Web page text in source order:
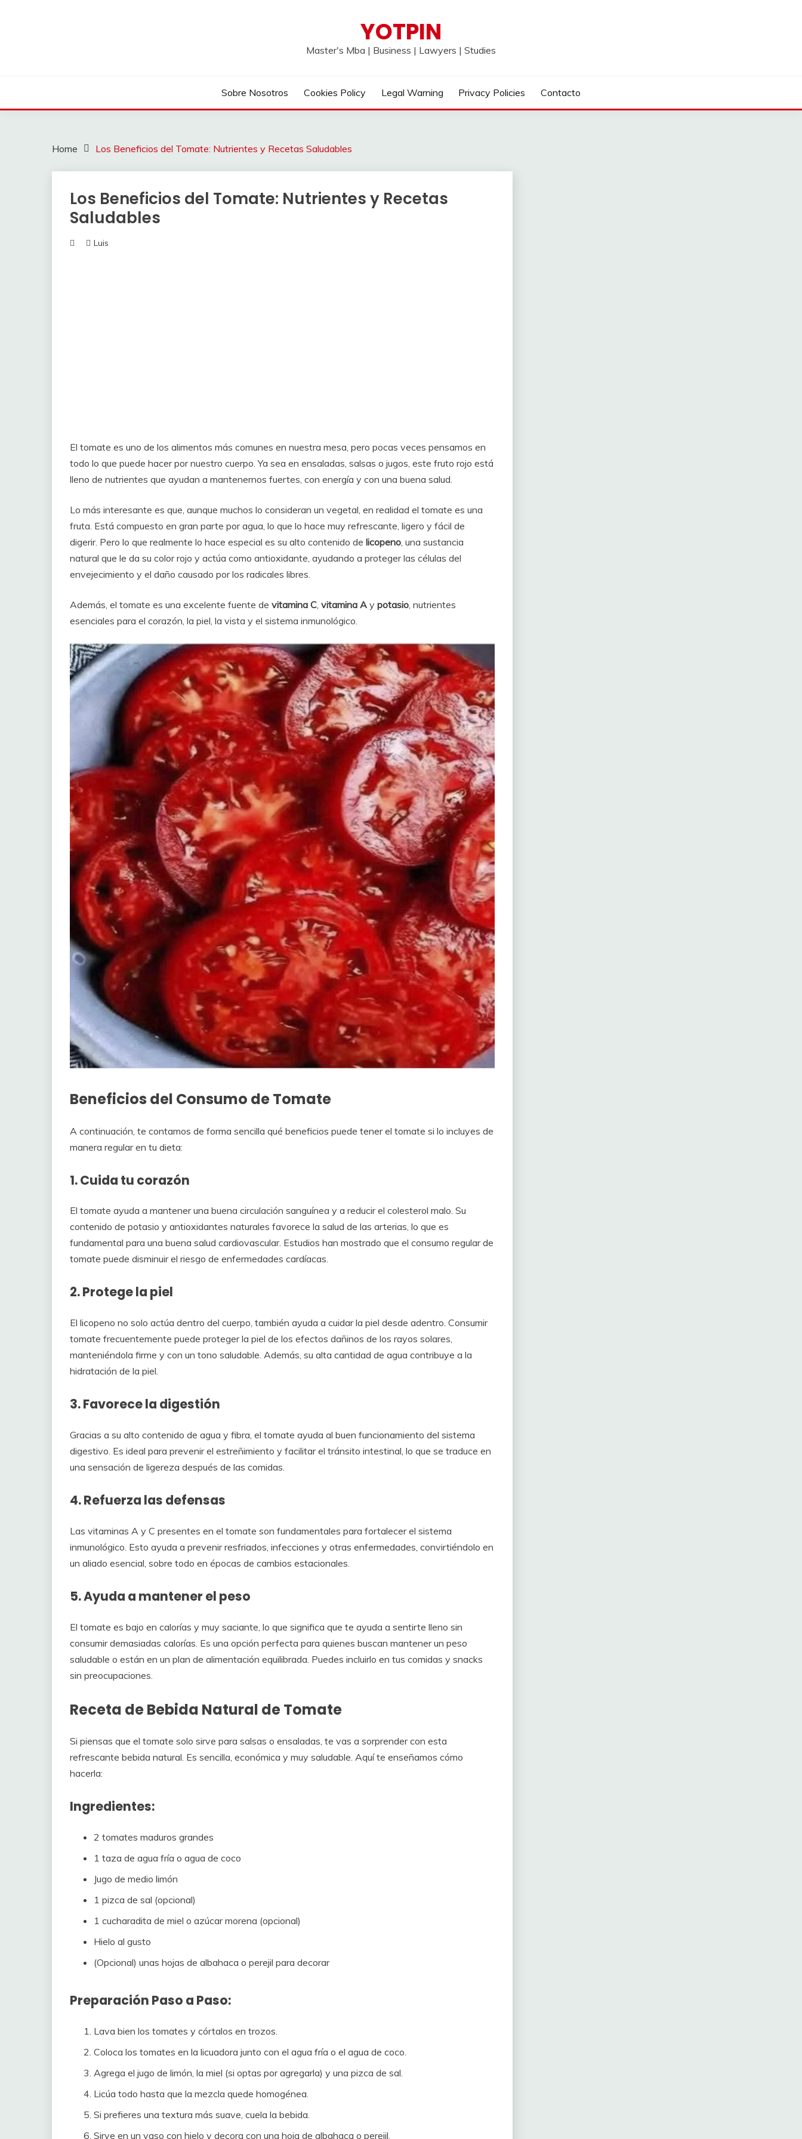
YOTPIN
Master's Mba | Business | Lawyers | Studies
Sobre Nosotros Cookies Policy Legal Warning Privacy Policies Contacto
Home Los Beneficios del Tomate: Nutrientes y Recetas Saludables
Los Beneficios del Tomate: Nutrientes y Recetas
Saludables
Luis
El tomate es uno de los alimentos más comunes en nuestra mesa, pero pocas veces pensamos en
todo lo que puede hacer por nuestro cuerpo. Ya sea en ensaladas, salsas o jugos, este fruto rojo está
lleno de nutrientes que ayudan a mantenernos fuertes, con energía y con una buena salud.
Lo más interesante es que, aunque muchos lo consideran un vegetal, en realidad el tomate es una
fruta. Está compuesto en gran parte por agua, lo que lo hace muy refrescante, ligero y fácil de
digerir. Pero lo que realmente lo hace especial es su alto contenido de licopeno, una sustancia
natural que le da su color rojo y actúa como antioxidante, ayudando a proteger las células del
envejecimiento y el daño causado por los radicales libres.
Además, el tomate es una excelente fuente de vitamina C, vitamina A y potasio, nutrientes
esenciales para el corazón, la piel, la vista y el sistema inmunológico.
Beneficios del Consumo de Tomate
A continuación, te contamos de forma sencilla qué beneficios puede tener el tomate si lo incluyes de
manera regular en tu dieta:
1. Cuida tu corazón
El tomate ayuda a mantener una buena circulación sanguínea y a reducir el colesterol malo. Su
contenido de potasio y antioxidantes naturales favorece la salud de las arterias, lo que es
fundamental para una buena salud cardiovascular. Estudios han mostrado que el consumo regular de
tomate puede disminuir el riesgo de enfermedades cardíacas.
2. Protege la piel
El licopeno no solo actúa dentro del cuerpo, también ayuda a cuidar la piel desde adentro. Consumir
tomate frecuentemente puede proteger la piel de los efectos dañinos de los rayos solares,
manteniéndola firme y con un tono saludable. Además, su alta cantidad de agua contribuye a la
hidratación de la piel.
3. Favorece la digestión
Gracias a su alto contenido de agua y fibra, el tomate ayuda al buen funcionamiento del sistema
digestivo. Es ideal para prevenir el estreñimiento y facilitar el tránsito intestinal, lo que se traduce en
una sensación de ligereza después de las comidas.
4. Refuerza las defensas
Las vitaminas A y C presentes en el tomate son fundamentales para fortalecer el sistema
inmunológico. Esto ayuda a prevenir resfriados, infecciones y otras enfermedades, convirtiéndolo en
un aliado esencial, sobre todo en épocas de cambios estacionales.
5. Ayuda a mantener el peso
El tomate es bajo en calorías y muy saciante, lo que significa que te ayuda a sentirte lleno sin
consumir demasiadas calorías. Es una opción perfecta para quienes buscan mantener un peso
saludable o están en un plan de alimentación equilibrada. Puedes incluirlo en tus comidas y snacks
sin preocupaciones.
Receta de Bebida Natural de Tomate
Si piensas que el tomate solo sirve para salsas o ensaladas, te vas a sorprender con esta
refrescante bebida natural. Es sencilla, económica y muy saludable. Aquí te enseñamos cómo
hacerla:
Ingredientes:
2 tomates maduros grandes
1 taza de agua fría o agua de coco
Jugo de medio limón
1 pizca de sal (opcional)
1 cucharadita de miel o azúcar morena (opcional)
Hielo al gusto
(Opcional) unas hojas de albahaca o perejil para decorar
Preparación Paso a Paso:
Lava bien los tomates y córtalos en trozos.
Coloca los tomates en la licuadora junto con el agua fría o el agua de coco.
Agrega el jugo de limón, la miel (si optas por agregarla) y una pizca de sal.
Licúa todo hasta que la mezcla quede homogénea.
Si prefieres una textura más suave, cuela la bebida.
Sirve en un vaso con hielo y decora con una hoja de albahaca o perejil.